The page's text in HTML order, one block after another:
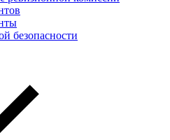
безопасности